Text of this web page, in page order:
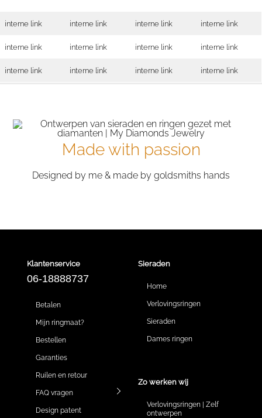
interne link interne link interne link interne link
interne link interne link interne link interne link
interne link interne link interne link interne link
Made with passion
Designed by me & made by goldsmiths hands
Klantenservice
06-18888737
Betalen
Mijn ringmaat?
Bestellen
Garanties
Ruilen en retour
FAQ vragen
Design patent
Sieraden
Home
Verlovingsringen
Sieraden
Dames ringen
Zo werken wij
Verlovingsringen | Zelf
ontwerpen